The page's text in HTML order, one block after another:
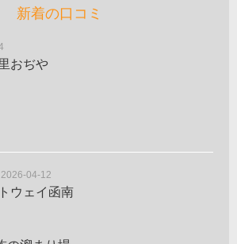
新着の口コミ
おぢや
2026-04-12
ウェイ函南